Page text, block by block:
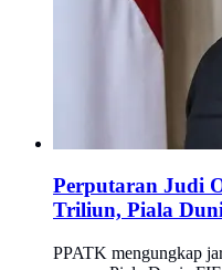
Perputaran Judi
Triliun, Piala
PPATK mengungkap